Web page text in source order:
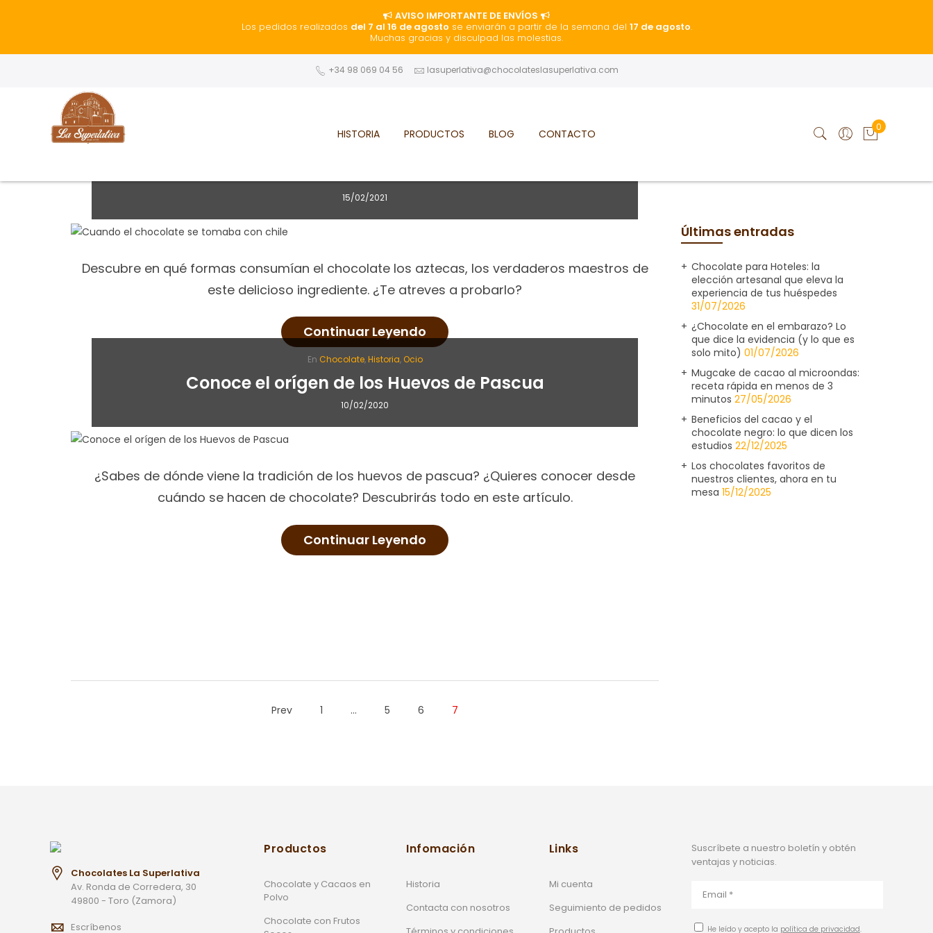
AVISO IMPORTANTE DE ENVÍOS
Los pedidos realizados del 7 al 16 de agosto se enviarán a partir de la semana del 17 de agosto.
Muchas gracias y disculpad las molestias.
+34 98 069 04 56 lasuperlativa@chocolateslasuperlativa.com
HISTORIA PRODUCTOS BLOG CONTACTO
0
Cuando el chocolate se tomaba con chile
15/02/2021
Descubre en qué formas consumían el chocolate los aztecas, los verdaderos maestros de
este delicioso ingrediente. ¿Te atreves a probarlo?
Continuar Leyendo
En Chocolate,Historia, Ocio
Conoce el orígen de los Huevos de Pascua
10/02/2020
¿Sabes de dónde viene la tradición de los huevos de pascua? ¿Quieres conocer desde
cuándo se hacen de chocolate? Descubrirás todo en este artículo.
Continuar Leyendo
Prev 1 … 5 6 7
Últimas entradas
Chocolate para Hoteles: la
elección artesanal que eleva la
experiencia de tus huéspedes
31/07/2026
¿Chocolate en el embarazo? Lo
que dice la evidencia (y lo que es
solo mito) 01/07/2026
Mugcake de cacao al microondas:
receta rápida en menos de 3
minutos 27/05/2026
Beneficios del cacao y el
chocolate negro: lo que dicen los
estudios 22/12/2025
Los chocolates favoritos de
nuestros clientes, ahora en tu
mesa 15/12/2025
Chocolates La Superlativa
Av. Ronda de Corredera, 30
49800 - Toro (Zamora)
Escríbenos
Productos
Chocolate y Cacaos en
Polvo
Chocolate con Frutos
Infomación
Historia
Contacta con nosotros
Links
Mi cuenta
Seguimiento de pedidos
Suscríbete a nuestro boletín y obtén
ventajas y noticias.
He leído y acepto la política de privacidad.